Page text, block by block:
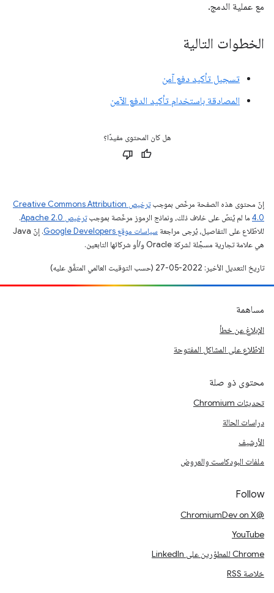
مع عملية الدمج.
الخطوات التالية
تسجيل تأكيد دفع آمن
المصادقة باستخدام تأكيد الدفع الآمن
هل كان المحتوى مفيدًا؟
إنّ محتوى هذه الصفحة مرخّص بموجب
ترخيص Creative Commons Attribution
4.0‏ ما لم يُنصّ على خلاف ذلك، ونماذج الرموز مرخّصة بموجبترخيص Apache 2.0‏
.
للاطّلاع على التفاصيل، يُرجى مراجعة سياسات موقع Google Developers‏
. إنّ Java
هي علامة تجارية مسجَّلة لشركة Oracle و/أو شركائها التابعين.
تاريخ التعديل الأخير: 2022-05-27 (حسب التوقيت العالمي المتفَّق عليه)
مساهمة
الإبلاغ عن خطأ
الاطّلاع على المشاكل المفتوحة
محتوى ذو صلة
تحديثات Chromium
دراسات الحالة
الأرشيف
ملفات البودكاست والعروض
Follow
@ChromiumDev on X
YouTube
Chrome للمطوّرين على LinkedIn
خلاصة RSS